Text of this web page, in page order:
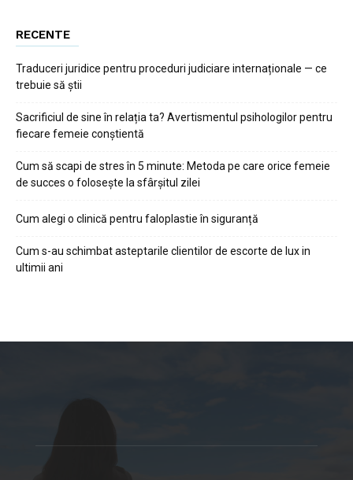
RECENTE
Traduceri juridice pentru proceduri judiciare internaționale — ce
trebuie să știi
Sacrificiul de sine în relația ta? Avertismentul psihologilor pentru
fiecare femeie conștientă
Cum să scapi de stres în 5 minute: Metoda pe care orice femeie
de succes o folosește la sfârșitul zilei
Cum alegi o clinică pentru faloplastie în siguranță
Cum s-au schimbat asteptarile clientilor de escorte de lux in
ultimii ani